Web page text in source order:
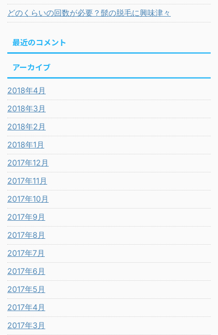
どのくらいの回数が必要？髭の脱毛に興味津々
最近のコメント
アーカイブ
2018年4月
2018年3月
2018年2月
2018年1月
2017年12月
2017年11月
2017年10月
2017年9月
2017年8月
2017年7月
2017年6月
2017年5月
2017年4月
2017年3月